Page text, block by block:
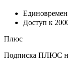
Доступ к
Плюс
Подписка ПЛЮС